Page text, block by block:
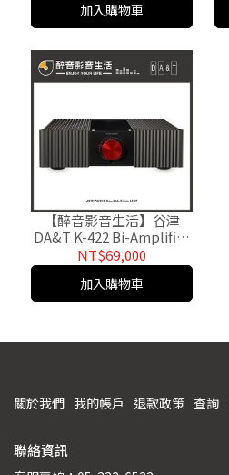
加入購物車
【醉音影音生活】谷津
DA&T K-422 Bi-Amplifier
雙輸出綜合擴大機.原廠公
司貨
NT$69,000
加入購物車
關於我們 我的帳戶 退款政策 查詢
聯絡資訊